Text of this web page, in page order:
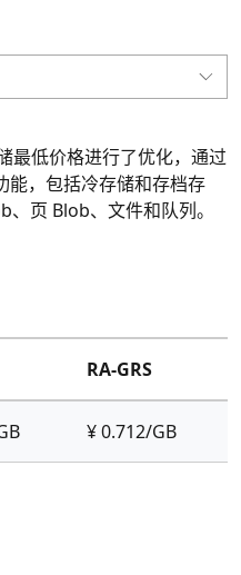
最低价格进行了优化，通过
能，包括冷存储和存档存
页 Blob、文件和队列。
RA-GRS
¥ 0.712/GB